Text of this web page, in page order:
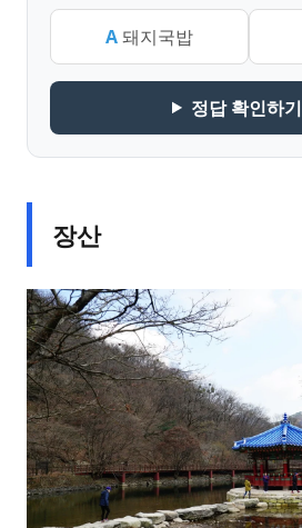
A돼지국밥
정답 확인하
장산